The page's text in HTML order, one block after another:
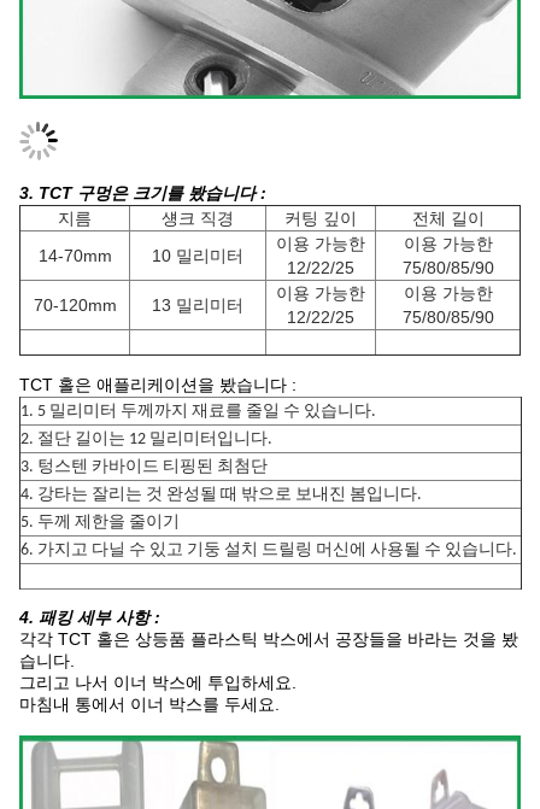
3. TCT 구멍은 크기를 봤습니다 :
지름
섕크 직경 커팅 깊이
전체 길이
14-70mm
10 밀리미터
이용 가능한
12/22/25
이용 가능한
75/80/85/90
70-120mm
13 밀리미터
이용 가능한
12/22/25
이용 가능한
75/80/85/90
TCT 홀은 애플리케이션을 봤습니다 :
1. 5 밀리미터 두께까지 재료를 줄일 수 있습니다.
2. 절단 길이는 12 밀리미터입니다.
3. 텅스텐 카바이드 티핑된 최첨단
4. 강타는 잘리는 것 완성될 때 밖으로 보내진 봄입니다.
5. 두께 제한을 줄이기
6. 가지고 다닐 수 있고 기둥 설치 드릴링 머신에 사용될 수 있습니다.
4. 패킹 세부 사항 :
각각 TCT 홀은 상등품 플라스틱 박스에서 공장들을 바라는 것을 봤
습니다.
그리고 나서 이너 박스에 투입하세요.
마침내 통에서 이너 박스를 두세요.